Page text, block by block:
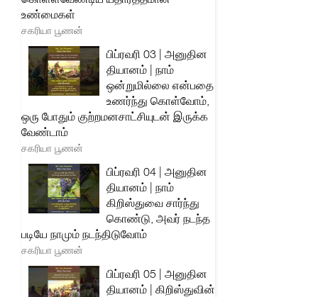
உண்மைகள்
சகரியா பூணன்
பிப்ரவரி 03 | அனுதின
தியானம் | நாம்
ஒன்றுமில்லை என்பதை
உணர்ந்து கொள்வோம்,
ஒரு போதும் குற்றமனசாட்சியுடன் இருக்க
வேண்டாம்
சகரியா பூணன்
பிப்ரவரி 04 | அனுதின
தியானம் | நாம்
கிறிஸ்துவை சார்ந்து
கொண்டு, அவர் நடந்த
படியே நாமும் நடந்திடுவோம்
சகரியா பூணன்
பிப்ரவரி 05 | அனுதின
தியானம் | கிறிஸ்துவின்